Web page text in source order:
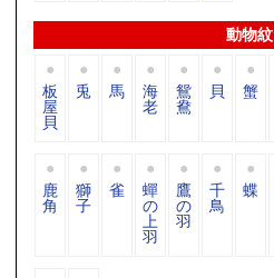
動物紋
板
屋
貝
兎 馬 海
老
鴛
鴦
貝 蟹
鹿
角
獅
子
雀 蟬
の
上
羽
鷹
の
羽
千
鳥
蝶